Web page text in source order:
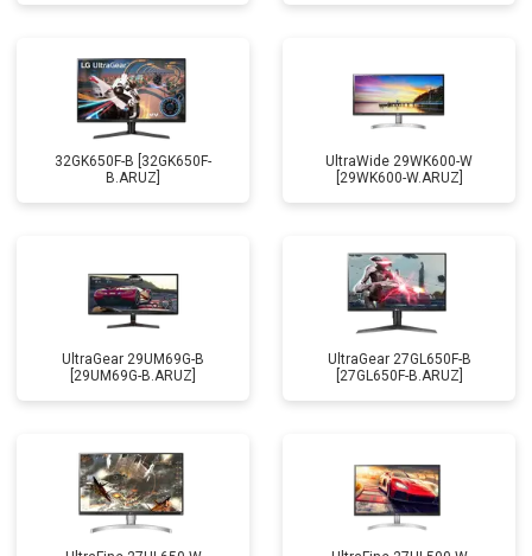
32GK650F-B [32GK650F-
B.ARUZ]
UltraWide 29WK600-W
[29WK600-W.ARUZ]
UltraGear 29UM69G-B
[29UM69G-B.ARUZ]
UltraGear 27GL650F-B
[27GL650F-B.ARUZ]